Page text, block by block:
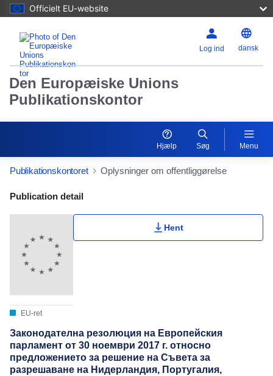
Officielt EU-website
Log ind dansk
Den Europæiske Unions
Publikationskontor
Hjælp Søg Menu
Publikationskontoret Oplysninger om offentliggørelse
Publication Detail Actions Portlet
Publication detail
EU-ret
Hent
Законодателна резолюция на Европейския
парламент от 30 ноември 2017 г. относно
предложението за решение на Съвета за
разрешаване на Нидерландия, Португалия,